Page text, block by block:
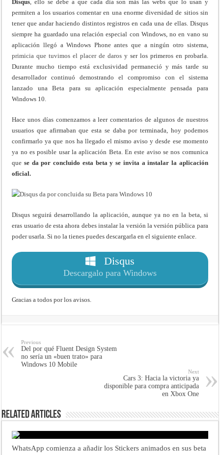
Disqus, ello se debe a que cada día son más las webs que lo usan y
permiten a los usuarios comentar en una enorme diversidad de sitios sin
tener que andar haciendo distintos registros en cada una de ellas. Disqus
siempre ha guardado una relación especial con Windows, no en vano su
aplicación llegó a Windows Phone antes que a ningún otro sistema,
primicia que tuvimos el placer de daros y ser los primeros en probarla.
Durante mucho tiempo está exclusividad permaneció y más tarde su
desarrollador continuó demostrando el compromiso con el sistema
lanzado una Beta para su aplicación especialmente pensada para
Windows 10.
Hace unos días comenzamos a leer comentarios de algunos de nuestros
usuarios que afirmaban que esta se daba por terminada, hoy podemos
confirmarlo ya que nos ha llegado el mismo aviso y desde ese momento
ya no es posible usar la aplicación Beta. En este aviso se nos comunica
que se da por concluido esta beta y se invita a instalar la aplicación
oficial.
Disqus seguirá desarrollando la aplicación, aunque ya no en la beta, si
eras usuario de esta ahora debes instalar la versión la versión pública para
poder usarla. Si no la tienes puedes descargarla en el siguiente enlace.
Disqus
Descargalo para Windows
Gracias a todos por los avisos.
Previous
Del por qué Fluent Design System
no sería un «buen trato» para
Windows 10 Mobile
Next
Cars 3: Hacia la victoria ya
disponible para compra anticipada
en Xbox One
Related Articles
WhatsApp comienza a añadir los Stickers animados en sus beta